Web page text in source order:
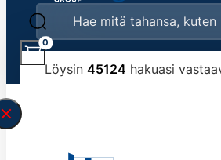
Löysin 45124 hakuasi
typed the search query
0